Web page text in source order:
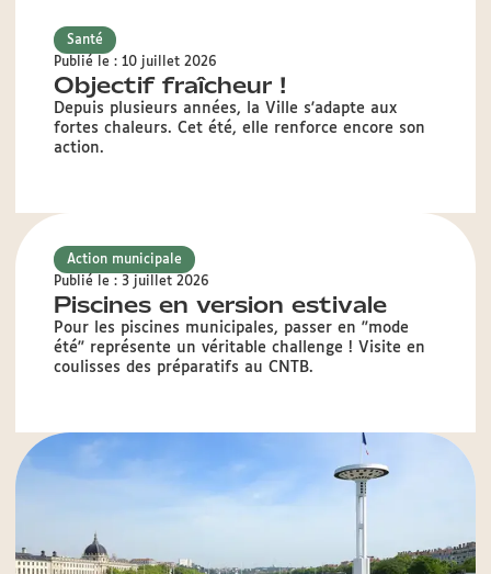
Santé
Publié le : 10 juillet 2026
Objectif fraîcheur !
Depuis plusieurs années, la Ville s'adapte aux
fortes chaleurs. Cet été, elle renforce encore son
action.
Action municipale
Publié le : 3 juillet 2026
Piscines en version estivale
Pour les piscines municipales, passer en "mode
été" représente un véritable challenge ! Visite en
coulisses des préparatifs au CNTB.